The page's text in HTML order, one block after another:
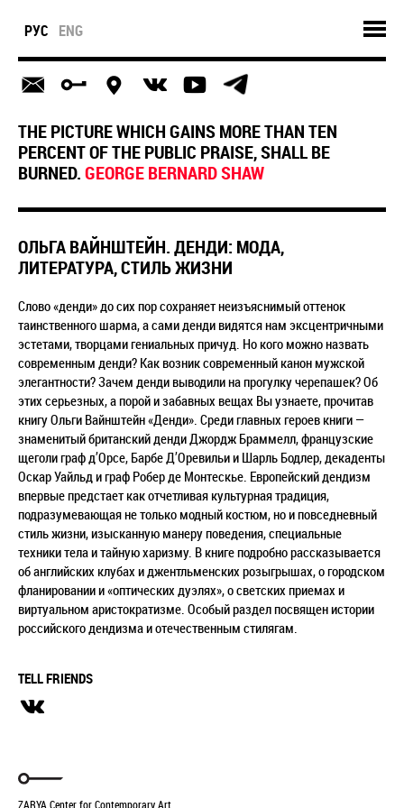
РУС ENG
THE PICTURE WHICH GAINS MORE THAN TEN
PERCENT OF THE PUBLIC PRAISE, SHALL BE
BURNED.GEORGE BERNARD SHAW
ОЛЬГА ВАЙНШТЕЙН. ДЕНДИ: МОДА,
ЛИТЕРАТУРА, СТИЛЬ ЖИЗНИ
Слово «денди» до сих пор сохраняет неизъяснимый оттенок
таинственного шарма, а сами денди видятся нам эксцентричными
эстетами, творцами гениальных причуд. Но кого можно назвать
современным денди? Как возник современный канон мужской
элегантности? Зачем денди выводили на прогулку черепашек? Об
этих серьезных, а порой и забавных вещах Вы узнаете, прочитав
книгу Ольги Вайнштейн «Денди». Среди главных героев книги —
знаменитый британский денди Джордж Браммелл, французские
щеголи граф д’Орсе, Барбе Д’Оревильи и Шарль Бодлер, декаденты
Оскар Уайльд и граф Робер де Монтескье. Европейский дендизм
впервые предстает как отчетливая культурная традиция,
подразумевающая не только модный костюм, но и повседневный
стиль жизни, изысканную манеру поведения, специальные
техники тела и тайную харизму. В книге подробно рассказывается
об английских клубах и джентльменских розыгрышах, о городском
фланировании и «оптических дуэлях», о светских приемах и
виртуальном аристократизме. Особый раздел посвящен истории
российского дендизма и отечественным стилягам.
TELL FRIENDS
ZARYA Center for Contemporary Art